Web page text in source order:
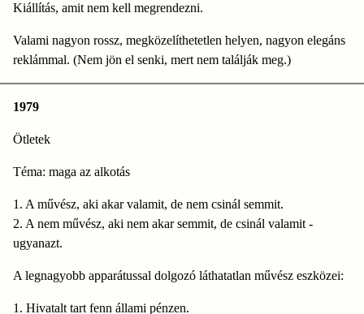
Kiállítás, amit nem kell megrendezni.
Valami nagyon rossz, megközelíthetetlen helyen, nagyon elegáns
reklámmal. (Nem jön el senki, mert nem találják meg.)
1979
Ötletek
Téma: maga az alkotás
1. A művész, aki akar valamit, de nem csinál semmit.
2. A nem művész, aki nem akar semmit, de csinál valamit -
ugyanazt.
A legnagyobb apparátussal dolgozó láthatatlan művész eszközei:
1. Hivatalt tart fenn állami pénzen.